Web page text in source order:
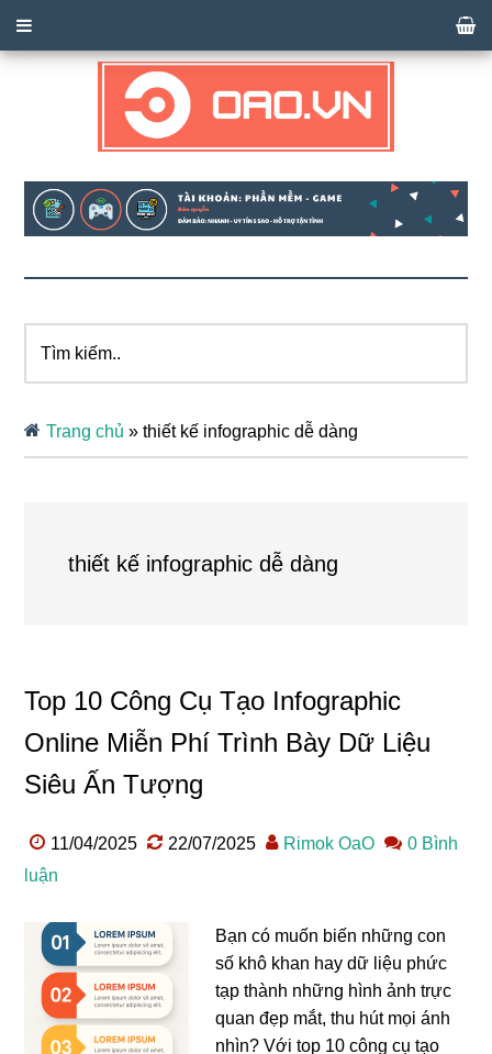
kiếm..
Trang chủ »thiết kế infographic dễ dàng
thiết kế infographic dễ dàng
Top 10 Công Cụ Tạo Infographic
Online Miễn Phí Trình Bày Dữ Liệu
Siêu Ấn Tượng
11/04/2025 22/07/2025 Rimok OaO
0 Bình
luận
Bạn có muốn biến những con
số khô khan hay dữ liệu phức
tạp thành những hình ảnh trực
quan đẹp mắt, thu hút mọi ánh
nhìn? Với top 10 công cụ tạo